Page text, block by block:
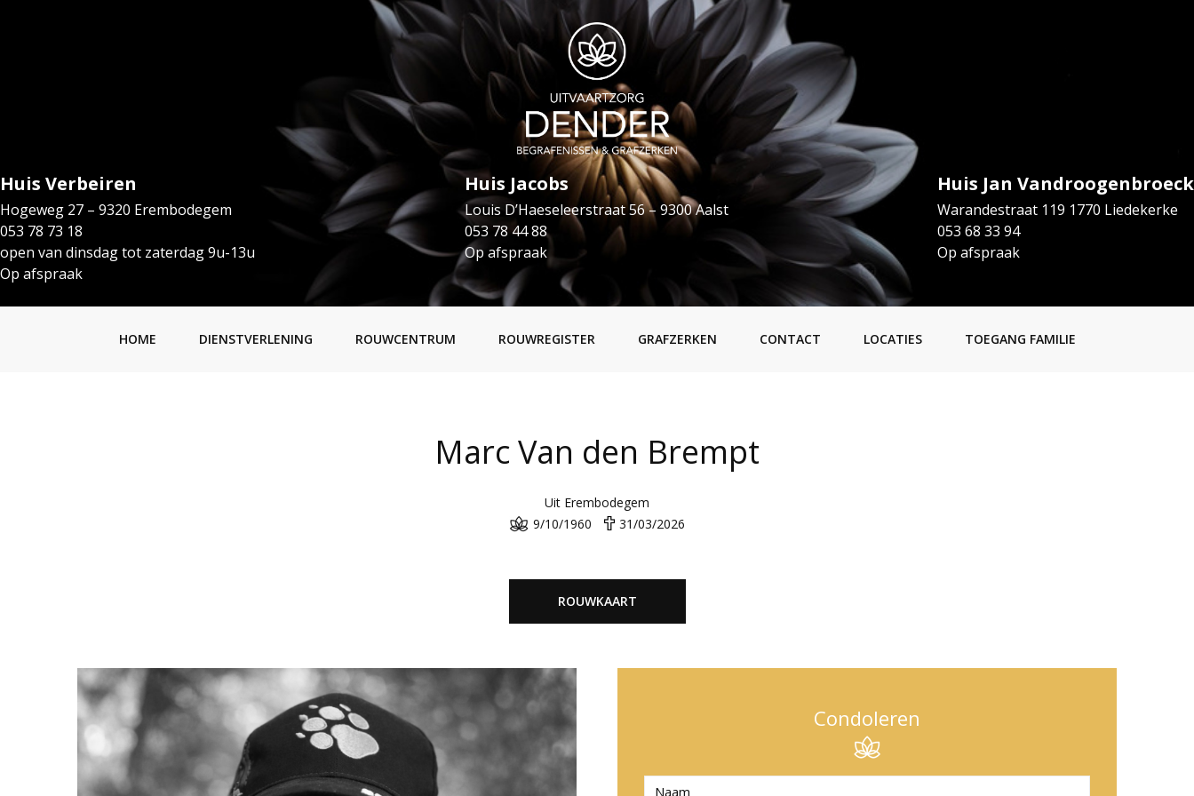
Huis Verbeiren
Hogeweg 27 – 9320 Erembodegem
053 78 73 18
open van dinsdag tot zaterdag 9u-13u
Op afspraak
Huis Jacobs
Louis D’Haeseleerstraat 56 – 9300 Aalst
053 78 44 88
Op afspraak
Huis Jan Vandroogenbroeck
Warandestraat 119 1770 Liedekerke
053 68 33 94
Op afspraak
HOME DIENSTVERLENING ROUWCENTRUM ROUWREGISTER GRAFZERKEN CONTACT LOCATIES TOEGANG FAMILIE
Marc Van den Brempt
Uit Erembodegem
9/10/1960
31/03/2026
ROUWKAART
Condoleren